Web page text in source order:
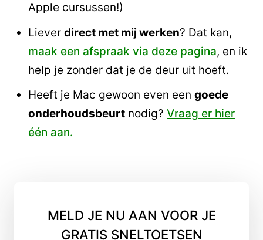
Apple cursussen!)
Liever direct met mij werken? Dat kan,
maak een afspraak via deze pagina, en ik
help je zonder dat je de deur uit hoeft.
Heeft je Mac gewoon even een goede
onderhoudsbeurt nodig? Vraag er hier
één aan.
MELD JE NU AAN VOOR JE
GRATIS SNELTOETSEN